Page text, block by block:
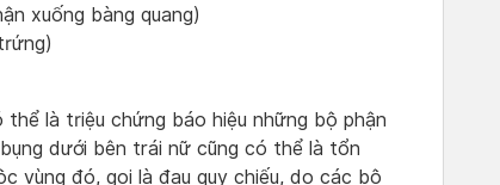
xuống bàng quang)
là triệu chứng báo hiệu những bộ phận
dưới bên trái nữ cũng có thể là tổn
vùng đó, gọi là đau quy chiếu, do các bộ